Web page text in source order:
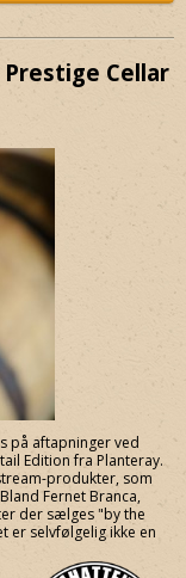
Cellar
på aftapninger ved
Edition fra Planteray.
produkter, som
Fernet Branca,
der sælges "by the
er selvfølgelig ikke en